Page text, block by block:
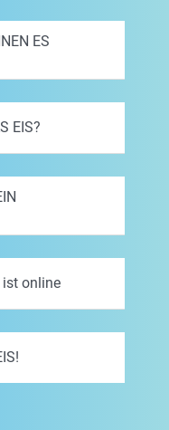
ES
DAS EIS?
ist online